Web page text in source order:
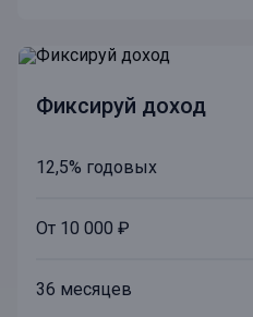
Фиксируй доход
12,5% годовых
От 10 000 ₽
36 месяцев